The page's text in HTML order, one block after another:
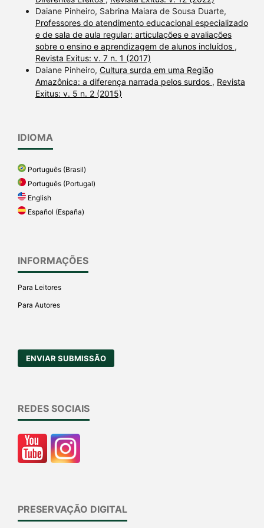
Daiane Pinheiro, Sabrina Maiara de Sousa Duarte,
Professores do atendimento educacional especializado
e de sala de aula regular: articulações e avaliações
sobre o ensino e aprendizagem de alunos incluídos ,
Revista Exitus: v. 7 n. 1 (2017)
Daiane Pinheiro, Cultura surda em uma Região
Amazônica: a diferença narrada pelos surdos , Revista
Exitus: v. 5 n. 2 (2015)
IDIOMA
Português (Brasil)
Português (Portugal)
English
Español (España)
INFORMAÇÕES
Para Leitores
Para Autores
ENVIAR SUBMISSÃO
REDES SOCIAIS
PRESERVAÇÃO DIGITAL